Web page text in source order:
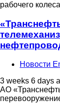
рабочего
Новости
3 weeks 6 days
АО